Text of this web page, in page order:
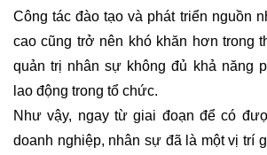
Công tác đào tạo và phát triển nguồn
cao cũng trở nên khó khăn hơn trong
quản trị nhân sự không đủ khả năng
lao động trong tổ chức.
Như vậy, ngay từ giai đoạn để có
doanh nghiệp, nhân sự đã là một vị trí